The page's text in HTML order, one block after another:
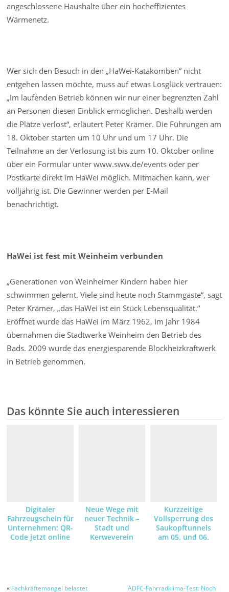
angeschlossene Haushalte über ein hocheffizientes
Wärmenetz.
Wer sich den Besuch in den „HaWei-Katakomben“ nicht
entgehen lassen möchte, muss auf etwas Losglück vertrauen:
„Im laufenden Betrieb können wir nur einer begrenzten Zahl
an Personen diesen Einblick ermöglichen. Deshalb werden
die Plätze verlost“, erläutert Peter Krämer. Die Führungen am
18. Oktober starten um 10 Uhr und um 17 Uhr. Die
Teilnahme an der Verlosung ist bis zum 10. Oktober online
über ein Formular unter www.sww.de/events oder per
Postkarte direkt im HaWei möglich. Mitmachen kann, wer
volljährig ist. Die Gewinner werden per E-Mail
benachrichtigt.
HaWei ist fest mit Weinheim verbunden
„Generationen von Weinheimer Kindern haben hier
schwimmen gelernt. Viele sind heute noch Stammgäste“, sagt
Peter Krämer, „das HaWei ist ein Stück Lebensqualität.“
Eröffnet wurde das HaWei im März 1962, Im Jahr 1984
übernahmen die Stadtwerke Weinheim den Betrieb des
Bads. 2009 wurde das energiesparende Blockheizkraftwerk
in Betrieb genommen.
Das könnte Sie auch interessieren
Digitaler
Fahrzeugschein für
Unternehmen: QR-
Code jetzt online
Neue Wege mit
neuer Technik –
Stadt und
Kerweverein
Kurzzeitige
Vollsperrung des
Saukopftunnels
am 05. und 06.
« Fachkräftemangel belastet ADFC-Fahrradklima-Test: Noch